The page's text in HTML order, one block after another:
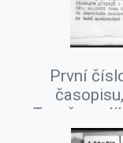
První
Tesaře